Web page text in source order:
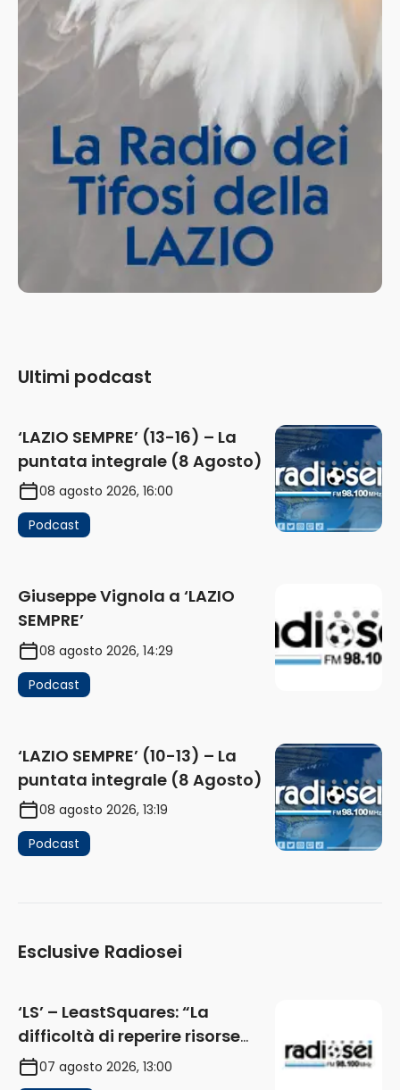
Ultimi podcast
‘LAZIO SEMPRE’ (13-16) – La
puntata integrale (8 Agosto)
08 agosto 2026, 16:00
Podcast
Giuseppe Vignola a ‘LAZIO
SEMPRE’
08 agosto 2026, 14:29
Podcast
‘LAZIO SEMPRE’ (10-13) – La
puntata integrale (8 Agosto)
08 agosto 2026, 13:19
Podcast
Esclusive Radiosei
‘LS’ – LeastSquares: “La
difficoltà di reperire risorse
impatta sul mercato. Senza
investimenti non arrivano i
07 agosto 2026, 13:00